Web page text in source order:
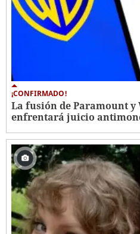
¡CONFIRMADO!
La fusión de Paramount y
enfrentará juicio